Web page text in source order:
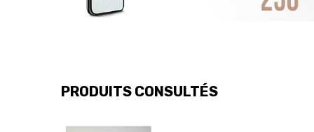
PRODUITS CONSULTÉS